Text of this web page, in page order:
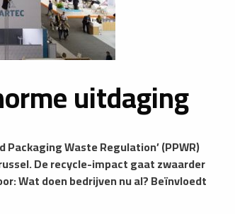
uitdaging
Waste Regulation’ (PPWR)
De recycle-impact gaat zwaarder
Wat doen bedrijven nu al? Beïnvloedt